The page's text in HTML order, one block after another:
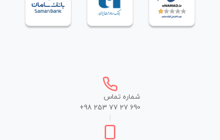
شماره تماس
+98 253 77 27 690